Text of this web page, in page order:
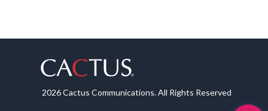
2026 Cactus Communications. All Rights Reserved